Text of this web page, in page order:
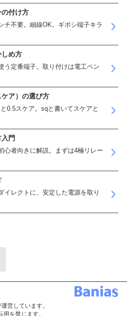
付け方
チ不要。細線OK。ギボシ端子キラ
しめ方
う定番端子。取り付けは電工ペン
ア）の選び方
0.5スケア。sqと書いてスケアと
門
心者向きに解説。まずは4極リレー
イレクトに、安定した電源を取り
営しています。
を禁じます。